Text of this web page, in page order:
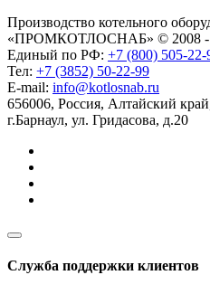
Производство котельного
«ПРОМКОТЛОСНАБ» © 2008 -
Единый по РФ: +7 (800) 505-22-
Тел: +7 (3852) 50-22-99
E-mail: info@kotlosnab.ru
656006, Россия, Алтайский край
г.Барнаул, ул. Гридасова, д.20
Служба поддержки клиентов